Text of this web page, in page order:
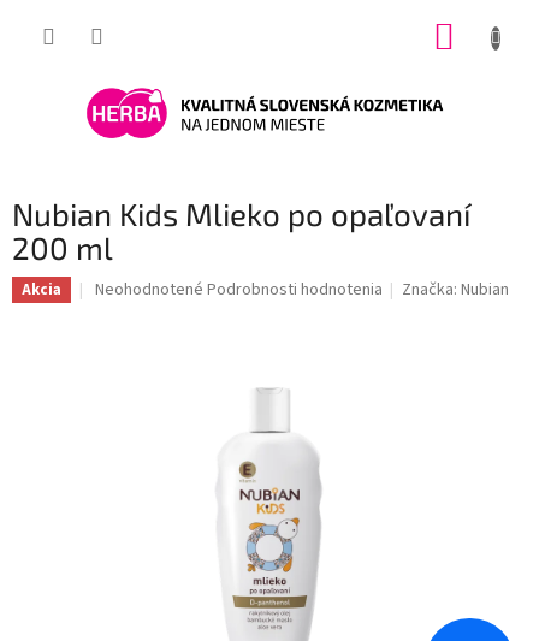
Nubian Kids Mlieko po opaľovaní
200 ml
Akcia
Priemerné
Neohodnotené Podrobnosti hodnotenia Značka:Nubian